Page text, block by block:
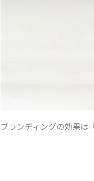
ブランディングの効果は